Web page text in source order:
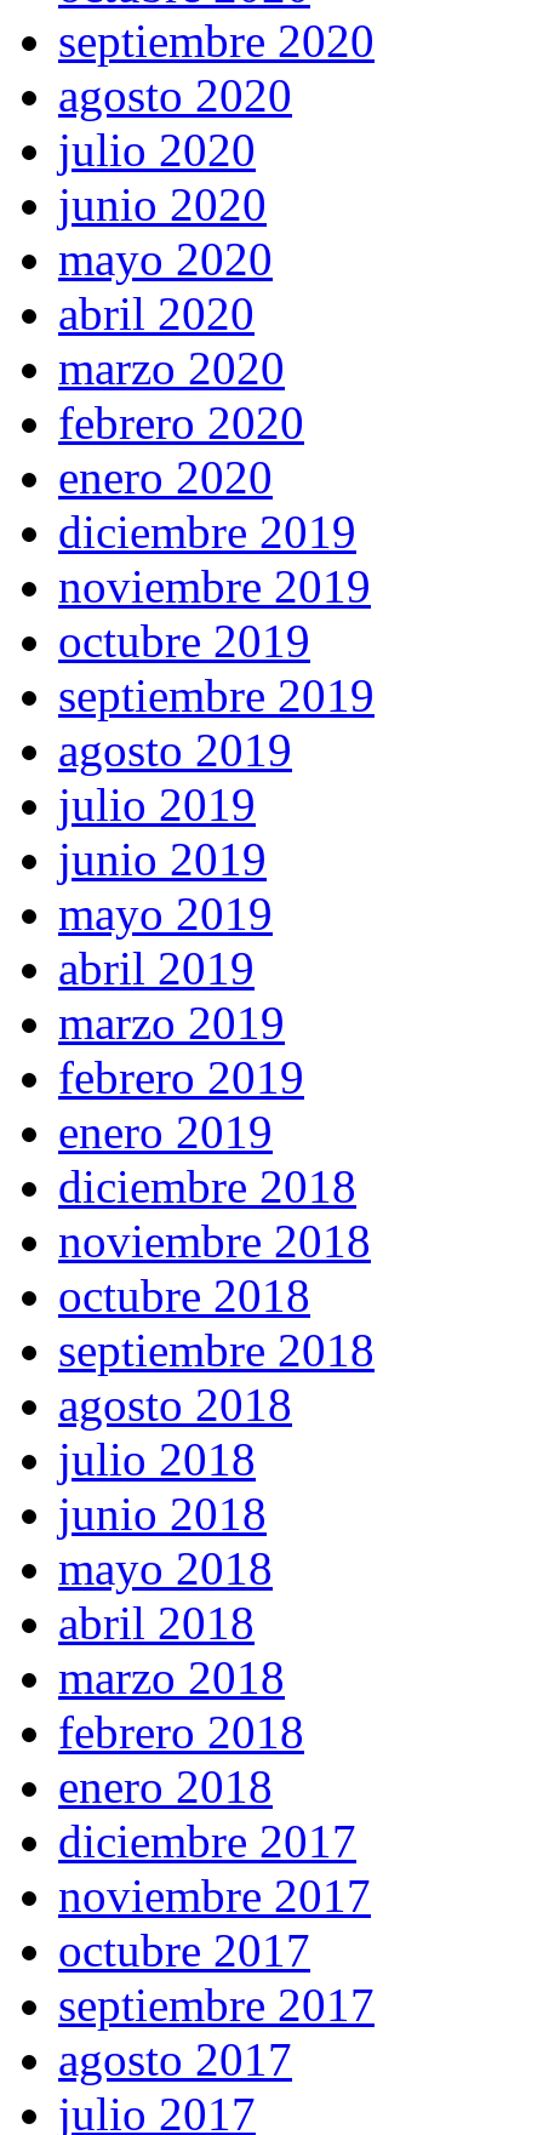
septiembre 2020
agosto 2020
julio 2020
junio 2020
mayo 2020
abril 2020
marzo 2020
febrero 2020
enero 2020
diciembre 2019
noviembre 2019
octubre 2019
septiembre 2019
agosto 2019
julio 2019
junio 2019
mayo 2019
abril 2019
marzo 2019
febrero 2019
enero 2019
diciembre 2018
noviembre 2018
octubre 2018
septiembre 2018
agosto 2018
julio 2018
junio 2018
mayo 2018
abril 2018
marzo 2018
febrero 2018
enero 2018
diciembre 2017
noviembre 2017
octubre 2017
septiembre 2017
agosto 2017
julio 2017